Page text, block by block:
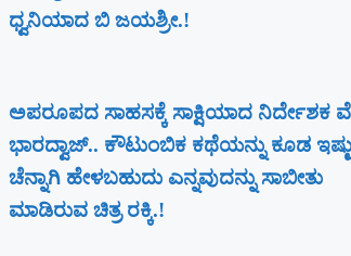
ಧ್ವನಿಯಾದ ಬಿ ಜಯಶ್ರೀ.!
ಅಪರೂಪದ ಸಾಹಸಕ್ಕೆ ಸಾಕ್ಷಿಯಾದ ನಿರ್ದೇಶಕ
ಭಾರದ್ವಾಜ್.. ಕೌಟುಂಬಿಕ ಕಥೆಯನ್ನು ಕೂಡ
ಚೆನ್ನಾಗಿ ಹೇಳಬಹುದು ಎನ್ನವುದನ್ನು ಸಾಬೀತು
ಮಾಡಿರುವ ಚಿತ್ರ ರಕ್ಕಿ.!